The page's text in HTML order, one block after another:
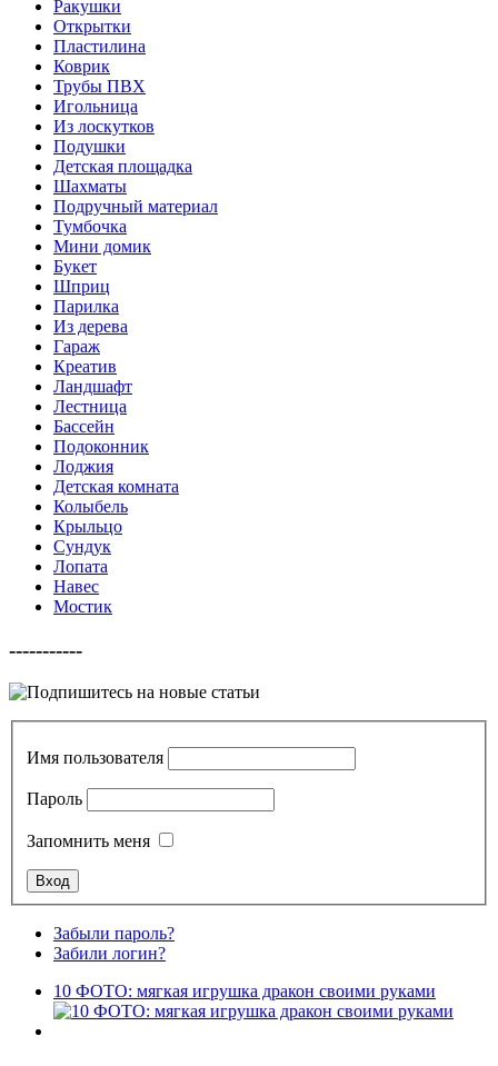
Ракушки
Открытки
Пластилина
Коврик
Трубы ПВХ
Игольница
Из лоскутков
Подушки
Детская площадка
Шахматы
Подручный материал
Тумбочка
Мини домик
Букет
Шприц
Парилка
Из дерева
Гараж
Креатив
Ландшафт
Лестница
Бассейн
Подоконник
Лоджия
Детская комната
Колыбель
Крыльцо
Сундук
Лопата
Навес
Мостик
-----------
Имя пользователя
Пароль
Запомнить меня
Забыли пароль?
Забили логин?
10 ФОТО: мягкая игрушка дракон своими руками